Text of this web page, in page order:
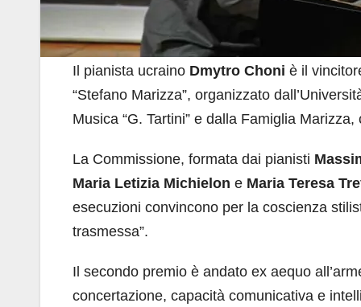
Il pianista ucraino Dmytro Choni è il
“Stefano Marizza”, organizzato
Musica “G. Tartini” e dalla Famiglia
La Commissione, formata dai pianisti
Maria Letizia Michielon e Maria Teresa
esecuzioni convincono per la coscienza
trasmessa”.
Il secondo premio è andato ex aequo
concertazione, capacità comunicativa e